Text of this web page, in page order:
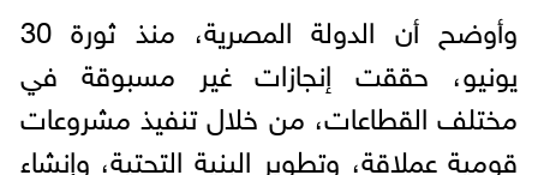
وأوضح أن الدولة المصرية، منذ ثورة 30
يونيو، حققت إنجازات غير مسبوقة في
مختلف القطاعات، من خلال تنفيذ مشروعات
قومية عملاقة، وتطوير البنية التحتية، وإنشاء